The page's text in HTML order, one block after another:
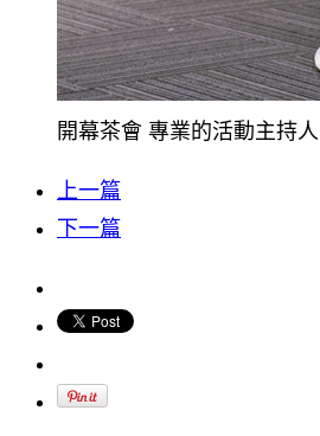
開幕茶會 專業的活動主持人
上一篇
下一篇